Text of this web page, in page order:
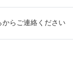
からご連絡ください